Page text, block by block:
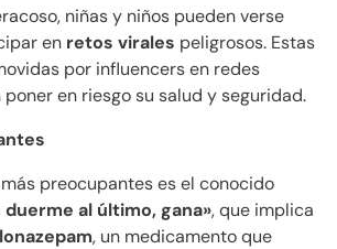
niñas y niños pueden verse
en retos virales peligrosos. Estas
por influencers en redes
en riesgo su salud y seguridad.
preocupantes es el conocido
duerme al último, gana», que implica
, un medicamento que